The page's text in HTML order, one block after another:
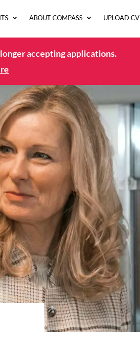
ABOUT COMPASS UPLOAD CV
accepting applications.